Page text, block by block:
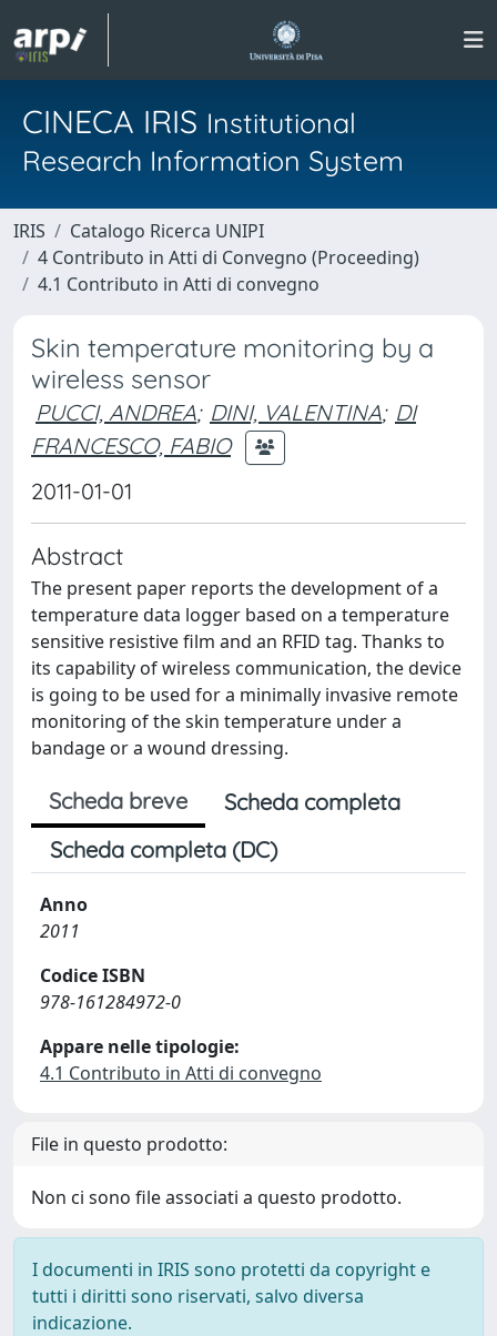
CINECA IRIS Institutional
Research Information System
IRIS
Catalogo Ricerca UNIPI
4 Contributo in Atti di Convegno (Proceeding)
4.1 Contributo in Atti di convegno
Skin temperature monitoring by a
wireless sensor
PUCCI, ANDREA; DINI, VALENTINA; DI
FRANCESCO, FABIO
2011-01-01
Abstract
The present paper reports the development of a
temperature data logger based on a temperature
sensitive resistive film and an RFID tag. Thanks to
its capability of wireless communication, the device
is going to be used for a minimally invasive remote
monitoring of the skin temperature under a
bandage or a wound dressing.
Scheda breve
Scheda completa
Scheda completa (DC)
Anno
2011
Codice ISBN
978-161284972-0
Appare nelle tipologie:
4.1 Contributo in Atti di convegno
File in questo prodotto:
Non ci sono file associati a questo prodotto.
I documenti in IRIS sono protetti da copyright e
tutti i diritti sono riservati, salvo diversa
indicazione.